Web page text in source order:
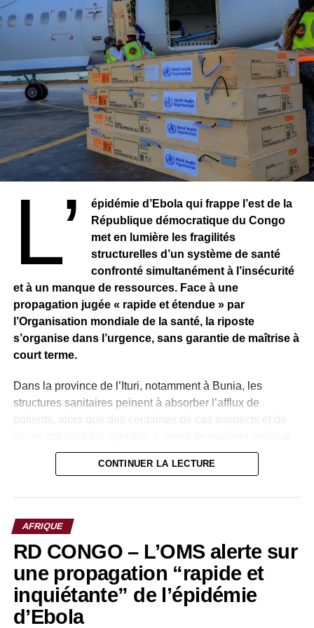
L’
épidémie d’Ebola qui frappe l’est de la
République démocratique du Congo
met en lumière les fragilités
structurelles d’un système de santé
confronté simultanément à l’insécurité
et à un manque de ressources. Face à une
propagation jugée « rapide et étendue » par
l’Organisation mondiale de la santé, la riposte
s’organise dans l’urgence, sans garantie de maîtrise à
court terme.
Dans la province de l’Ituri, notamment à Bunia, les
structures sanitaires peinent à absorber l’afflux de
patients, alors que des centaines de cas suspects et de
et le déploiement d’experts internationaux témoignent
d’une mobilisation accrue, mais insuffisante face à
CONTINUER LA LECTURE
AFRIQUE
RD CONGO – L’OMS alerte sur
une propagation “rapide et
inquiétante” de l’épidémie
d’Ebola